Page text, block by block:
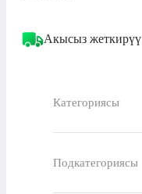
Акысыз жеткирүү
Категориясы
Подкатегориясы